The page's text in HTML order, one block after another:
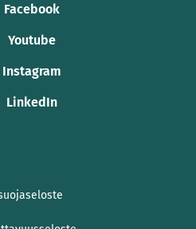
Facebook
Youtube
Instagram
LinkedIn